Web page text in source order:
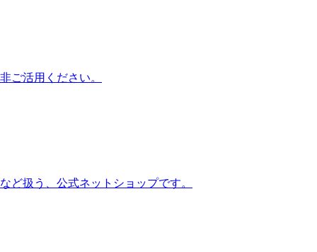
ご活用ください。
ど扱う、公式ネットショップです。